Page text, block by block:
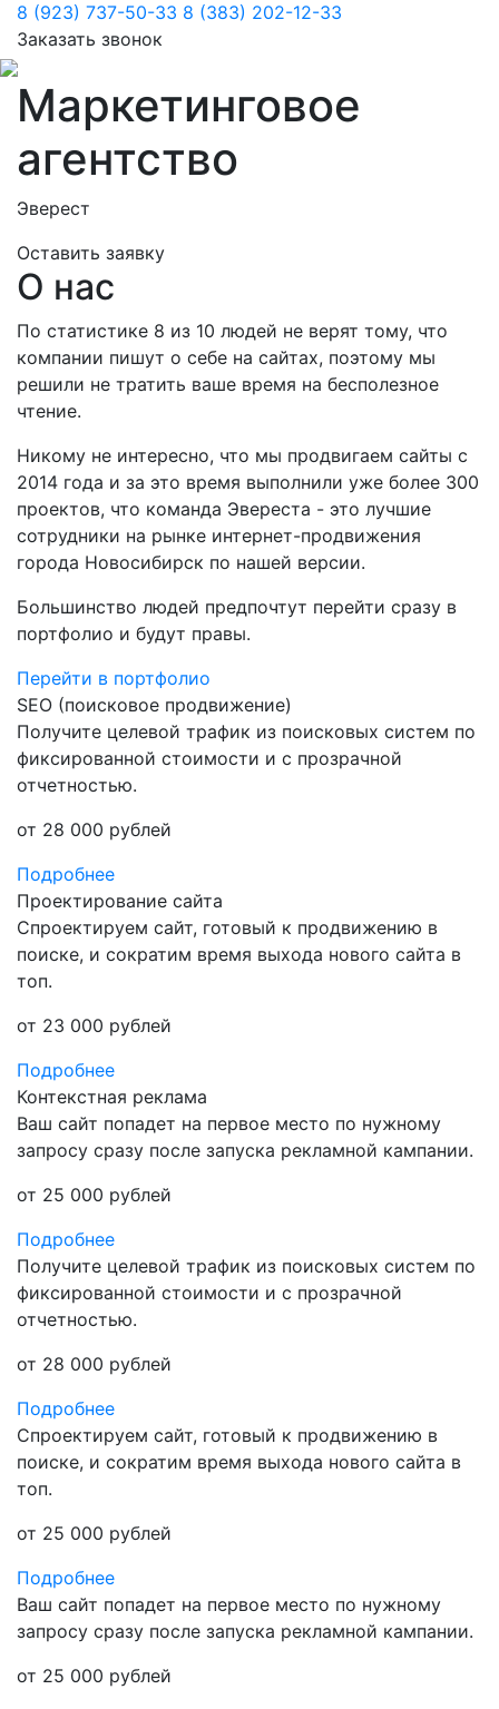
8 (923) 737-50-33 8 (383) 202-12-33
Заказать звонок
Маркетинговое
агентство
Эверест
Оставить заявку
О нас
По статистике 8 из 10 людей не верят тому, что
компании пишут о себе на сайтах, поэтому мы
решили не тратить ваше время на бесполезное
чтение.
Никому не интересно, что мы продвигаем сайты с
2014 года и за это время выполнили уже более 300
проектов, что команда Эвереста - это лучшие
сотрудники на рынке интернет-продвижения
города Новосибирск по нашей версии.
Большинство людей предпочтут перейти сразу в
портфолио и будут правы.
Перейти в портфолио
SEO (поисковое продвижение)
Получите целевой трафик из поисковых систем по
фиксированной стоимости и с прозрачной
отчетностью.
от 28 000 рублей
Подробнее
Проектирование сайта
Спроектируем сайт, готовый к продвижению в
поиске, и сократим время выхода нового сайта в
топ.
от 23 000 рублей
Подробнее
Контекстная реклама
Ваш сайт попадет на первое место по нужному
запросу сразу после запуска рекламной кампании.
от 25 000 рублей
Подробнее
Получите целевой трафик из поисковых систем по
фиксированной стоимости и с прозрачной
отчетностью.
от 28 000 рублей
Подробнее
Спроектируем сайт, готовый к продвижению в
поиске, и сократим время выхода нового сайта в
топ.
от 25 000 рублей
Подробнее
Ваш сайт попадет на первое место по нужному
запросу сразу после запуска рекламной кампании.
от 25 000 рублей